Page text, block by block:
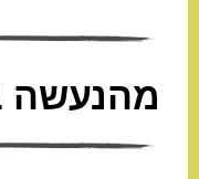
מהנעשה